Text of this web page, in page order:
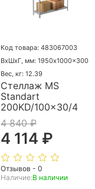
Код товара: 483067003
ВхШхГ, мм: 1950x1000x300
Вес, кг: 12.39
Стеллаж MS
Standart
200KD/100x30/4
4 840 ₽
4 114 ₽
Отзывов - 0
Наличие:В наличии